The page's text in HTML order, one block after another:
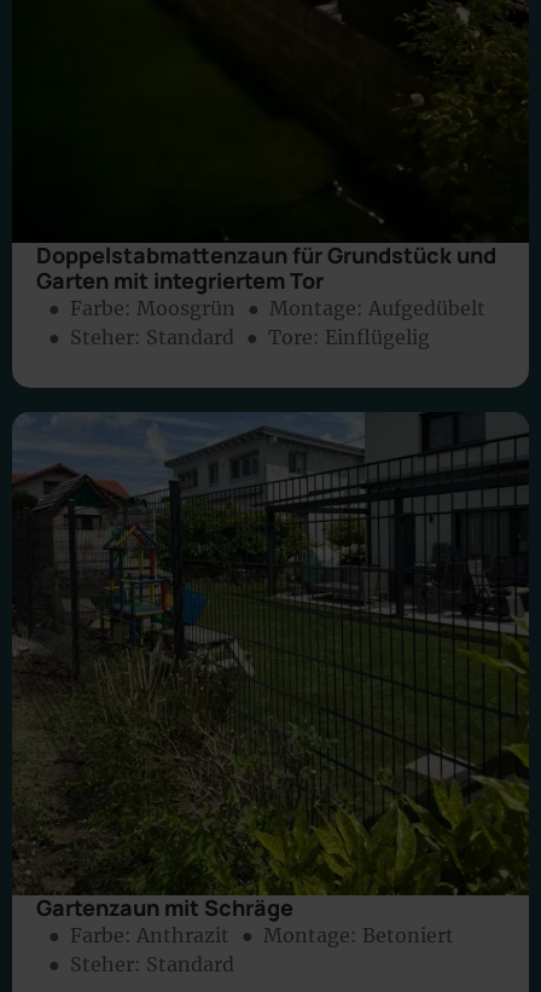
Doppelstabmattenzaun für Grundstück und
Garten mit integriertem Tor
● Farbe: Moosgrün ● Montage: Aufgedübelt
● Steher: Standard
● Tore: Einflügelig
Gartenzaun mit Schräge
● Farbe: Anthrazit ● Montage: Betoniert
● Steher: Standard